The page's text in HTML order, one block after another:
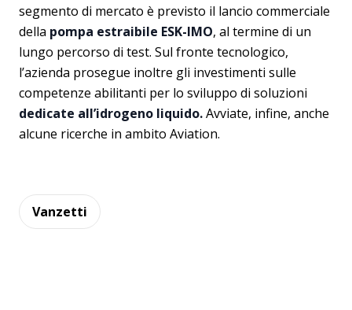
segmento di mercato è previsto il lancio commerciale
della pompa estraibile ESK-IMO, al termine di un
lungo percorso di test. Sul fronte tecnologico,
l’azienda prosegue inoltre gli investimenti sulle
competenze abilitanti per lo sviluppo di soluzioni
dedicate all’idrogeno liquido.Avviate, infine, anche
alcune ricerche in ambito Aviation.
Vanzetti